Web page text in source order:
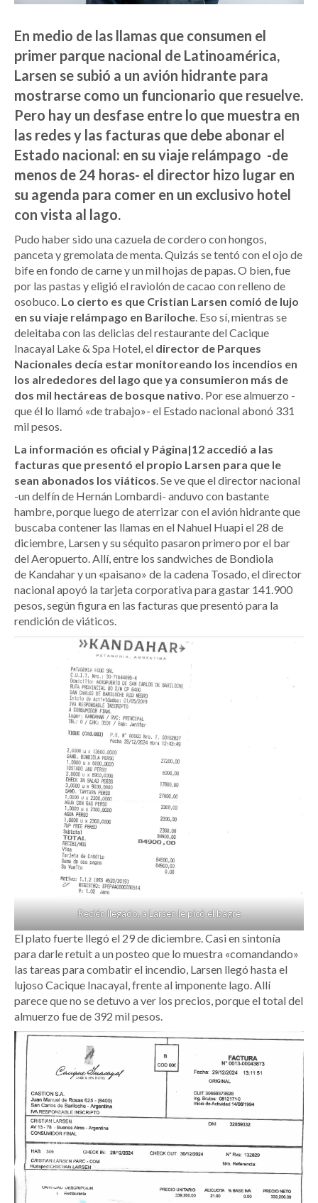
En medio de las llamas que consumen el
primer parque nacional de Latinoamérica,
Larsen se subió a un avión hidrante para
mostrarse como un funcionario que resuelve.
Pero hay un desfase entre lo que muestra en
las redes y las facturas que debe abonar el
Estado nacional: en su viaje relámpago -de
menos de 24 horas- el director hizo lugar en
su agenda para comer en un exclusivo hotel
con vista al lago.
Pudo haber sido una cazuela de cordero con hongos,
panceta y gremolata de menta. Quizás se tentó con el ojo de
bife en fondo de carne y un mil hojas de papas. O bien, fue
por las pastas y eligió el raviolón de cacao con relleno de
osobuco. Lo cierto es que Cristian Larsen comió de lujo
en su viaje relámpago en Bariloche. Eso sí, mientras se
deleitaba con las delicias del restaurante del Cacique
Inacayal Lake & Spa Hotel, el director de Parques
Nacionales decía estar monitoreando los incendios en
los alrededores del lago que ya consumieron más de
dos mil hectáreas de bosque nativo. Por ese almuerzo -
que él lo llamó «de trabajo»- el Estado nacional abonó 331
mil pesos.
La información es oficial y Página|12 accedió a las
facturas que presentó el propio Larsen para que le
sean abonados los viáticos. Se ve que el director nacional
-un delfín de Hernán Lombardi- anduvo con bastante
hambre, porque luego de aterrizar con el avión hidrante que
buscaba contener las llamas en el Nahuel Huapi el 28 de
diciembre, Larsen y su séquito pasaron primero por el bar
del Aeropuerto. Allí, entre los sandwiches de Bondiola
de Kandahar y un «paisano» de la cadena Tosado, el director
nacional apoyó la tarjeta corporativa para gastar 141.900
pesos, según figura en las facturas que presentó para la
rendición de viáticos.
Recién llegado, a Larsen le picó el bagre
El plato fuerte llegó el 29 de diciembre. Casi en sintonía
para darle retuit a un posteo que lo muestra «comandando»
las tareas para combatir el incendio, Larsen llegó hasta el
lujoso Cacique Inacayal, frente al imponente lago. Allí
parece que no se detuvo a ver los precios, porque el total del
almuerzo fue de 392 mil pesos.